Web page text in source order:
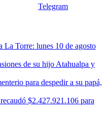
Telegram
La Torre: lunes 10 de agosto
de su hijo Atahualpa y
para despedir a su papá,
$2.427.921.106 para